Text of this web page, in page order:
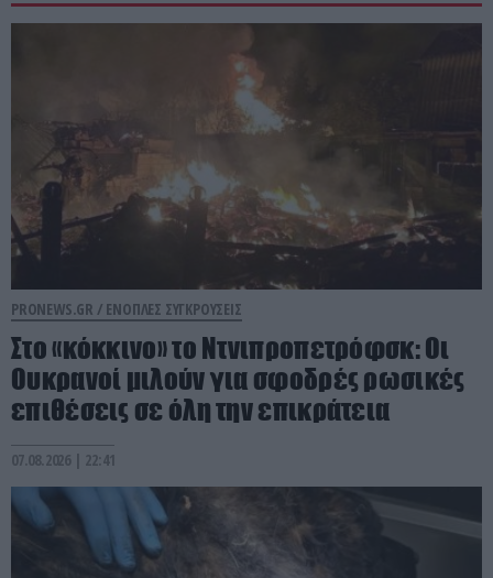
PRONEWS.GR / ΕΝΟΠΛΕΣ ΣΥΓΚΡΟΥΣΕΙΣ
Στο «κόκκινο» το Ντνιπροπετρόφσκ: Οι
Ουκρανοί μιλούν για σφοδρές ρωσικές
επιθέσεις σε όλη την επικράτεια
07.08.2026 | 22:41